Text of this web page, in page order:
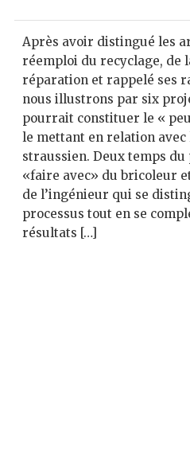
Après avoir distingué les
réemploi du recyclage, de
réparation et rappelé ses
nous illustrons par six
pourrait constituer le «
le mettant en relation
straussien. Deux temps du
«faire avec» du bricoleur
de l’ingénieur qui se
processus tout en se
résultats […]